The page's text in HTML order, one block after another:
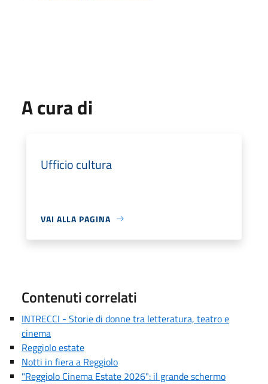
A cura di
Ufficio cultura
VAI ALLA PAGINA
Contenuti correlati
INTRECCI - Storie di donne tra letteratura, teatro e
cinema
Reggiolo estate
Notti in fiera a Reggiolo
"Reggiolo Cinema Estate 2026": il grande schermo